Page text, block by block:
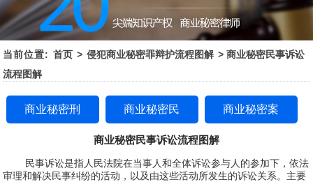
当前位置: 首页 > 侵犯商业秘密罪辩护流程图解 > 商业秘密民事诉讼
流程图解
商业秘密刑
图解
商业秘密民
事诉讼流程
图解
商业秘密案
图解
商业秘密民事诉讼流程图解
民事诉讼是指人民法院在当事人和全体诉讼参与人的参加下，依法
审理和解决民事纠纷的活动，以及由这些活动所发生的诉讼关系。主要